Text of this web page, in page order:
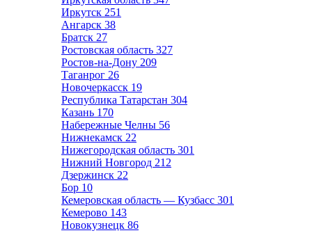
Иркутск 251
Ангарск 38
Братск 27
Ростовская область 327
Ростов-на-Дону 209
Таганрог 26
Новочеркасск 19
Республика Татарстан 304
Казань 170
Набережные Челны 56
Нижнекамск 22
Нижегородская область 301
Нижний Новгород 212
Дзержинск 22
Бор 10
Кемеровская область — Кузбасс 301
Кемерово 143
Новокузнецк 86